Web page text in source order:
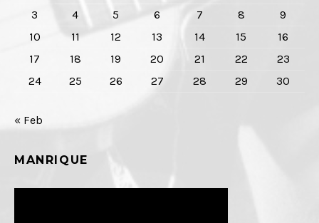
3
4 5 6 7 8
9
10
11 12 13 14 15
16
17
18 19 20 21 22
23
24
25 26 27 28 29 30
« Feb
MANRIQUE